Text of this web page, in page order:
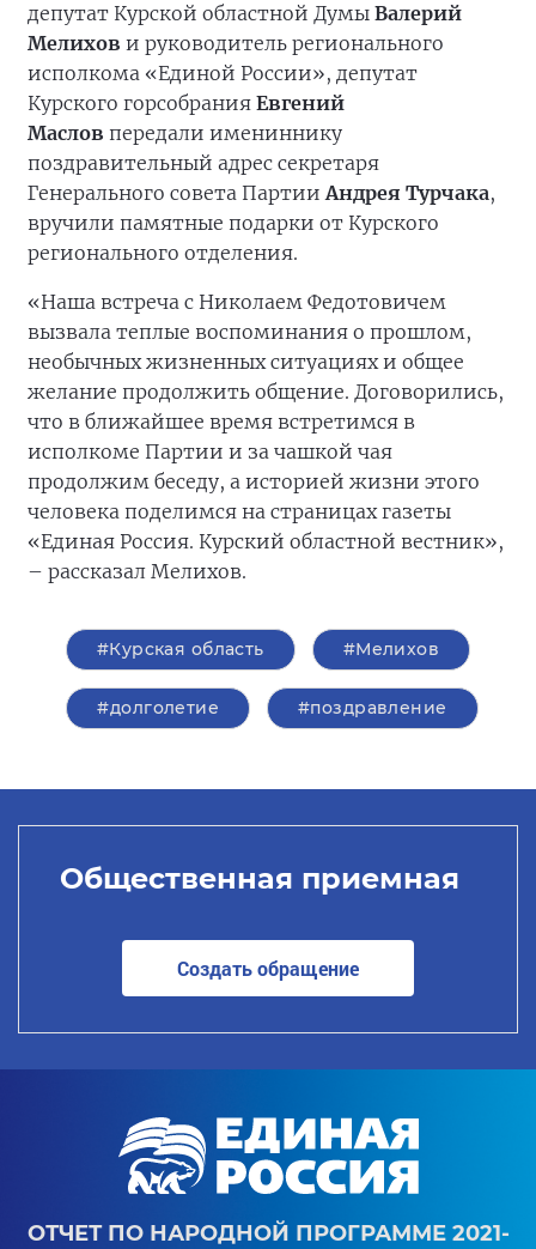
депутат Курской областной Думы Валерий
Мелихов и руководитель регионального
исполкома «Единой России», депутат
Курского горсобрания Евгений
Маслов передали имениннику
поздравительный адрес секретаря
Генерального совета ПартииАндрея Турчака,
вручили памятные подарки от Курского
регионального отделения.
«Наша встреча с Николаем Федотовичем
вызвала теплые воспоминания о прошлом,
необычных жизненных ситуациях и общее
желание продолжить общение. Договорились,
что в ближайшее время встретимся в
исполкоме Партии и за чашкой чая
продолжим беседу, а историей жизни этого
человека поделимся на страницах газеты
«Единая Россия. Курский областной вестник»,
– рассказал Мелихов.
#Курская область #Мелихов
#долголетие #поздравление
Общественная приемная
Создать обращение
ОТЧЕТ ПО НАРОДНОЙ ПРОГРАММЕ 2021-